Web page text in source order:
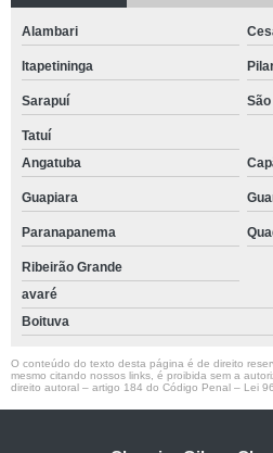
Alambari
Itapetininga
Sarapuí
Tatuí
Angatuba
Guapiara
Paranapanema
Ribeirão Grande
avaré
Boituva
O conteúdo do texto desta página é de direito
mesmo citando nossos links, é proibida sem a
direito autoral – artigo 184 do Código Penal – Lei